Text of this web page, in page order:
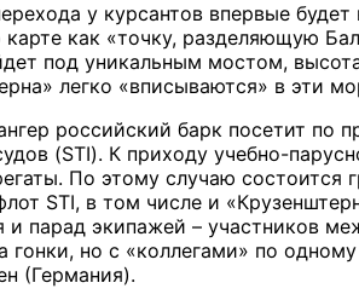
у курсантов впервые
карте как «точку, разделяющую
под уникальным мостом,
легко «вписываются» в эти
российский барк посетит
(STI). К приходу учебно-
По этому случаю состоится
STI, в том числе и
и парад экипажей – участников
гонки, но с «коллегами» по
(Германия).